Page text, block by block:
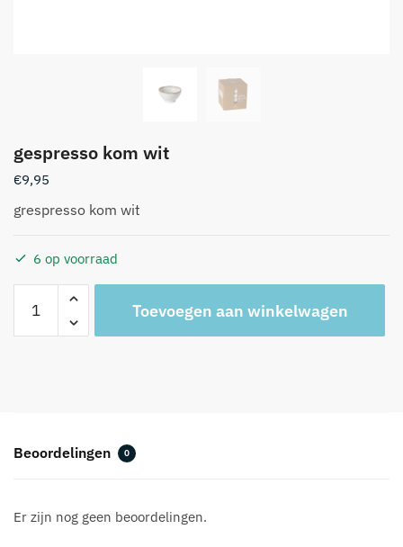
gespresso kom wit
€9,95
grespresso kom wit
6 op voorraad
gespresso
kom
wit
Toevoegen aan winkelwagen
Beoordelingen 0
Er zijn nog geen beoordelingen.